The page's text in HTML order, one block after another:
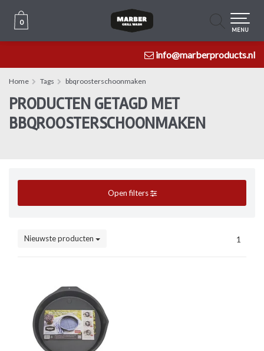
info@marberproducts.nl
0
0
MENU
Home Tags bbqroosterschoonmaken
PRODUCTEN GETAGD MET
BBQROOSTERSCHOONMAKEN
Open filters
Nieuwste producten 1